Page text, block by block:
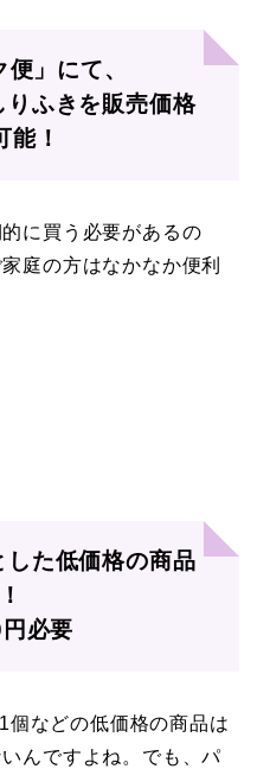
」にて、
ふきを販売価格
能！
に買う必要があるの
庭の方はなかなか便利
た低価格の商品
必要
などの低価格の商品は
んですよね。でも、パ